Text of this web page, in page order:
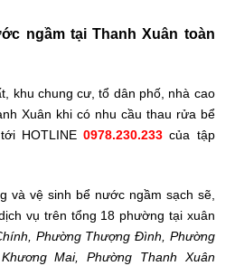
ngầm tại Thanh Xuân toàn
khu chung cư, tổ dân phố, nhà cao
Xuân khi có nhu cầu thau rửa bể
HOTLINE0978.230.233 của tập
và vệ sinh bể nước ngầm sạch sẽ,
vụ trên tổng 18 phường tại xuân
Phường Thượng Đình, Phường
Mai, Phường Thanh Xuân